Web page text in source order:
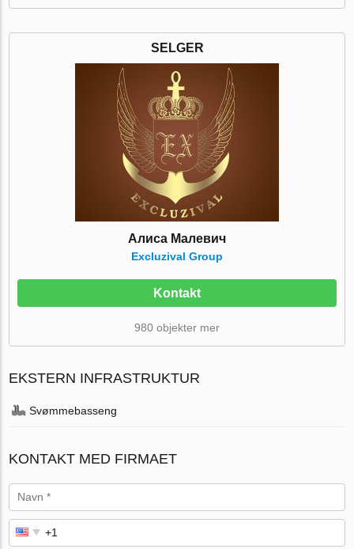
SELGER
Алиса Малевич
Excluzival Group
Kontakt
980 objekter mer
EKSTERN INFRASTRUKTUR
Svømmebasseng
KONTAKT MED FIRMAET